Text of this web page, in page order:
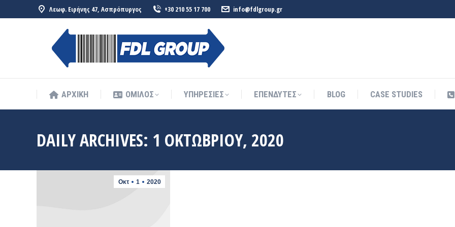
Λεωφ. Ειρήνης 47, Ασπρόπυργος +30 210 55 17 700 info@fdlgroup.gr
ΑΡΧΙΚΗ ΟΜΙΛΟΣ ΥΠΗΡΕΣΙΕΣ ΕΠΕΝΔΥΤΕΣ BLOG CASE STUDIES
DAILY ARCHIVES: 1 ΟΚΤΩΒΡΊΟΥ, 2020
Οκτ 1 2020
ΑΡΧΙΚΗ ΟΜΙΛΟΣ ΥΠΗΡΕΣΙΕΣ ΕΠΕΝΔΥΤΕΣ BLOG CASE STUDIES